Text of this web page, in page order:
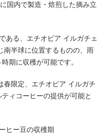
国内で製造・焙煎した摘み立
ある、エチオピア イルガチェ
南半球に位置するものの、雨
期に収穫が可能です。
春限定、エチオピア イルガチ
ィコーヒーの提供が可能と
ヒー豆の収穫期